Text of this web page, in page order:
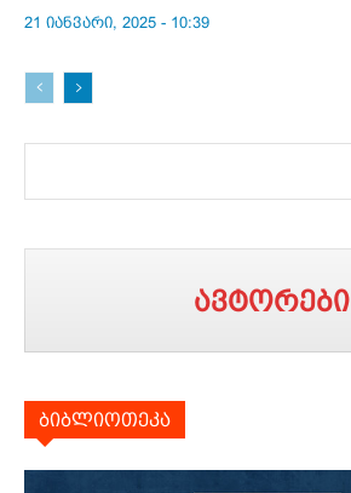
21 იანვარი, 2025 - 10:39
ავტორები
ბიბლიოთეკა